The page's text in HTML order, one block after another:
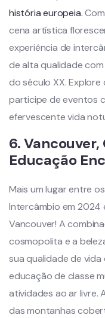
história europeia.
cena artística
experiência de
de alta qualidade
do século XX. Explore
participe de eventos
efervescente vida
6.Vancouver,
Educação
Mais um lugar entre
Intercâmbio em 2024
Vancouver! A
cosmopolita e a
sua qualidade de
educação de classe
atividades ao ar livre.
das montanhas